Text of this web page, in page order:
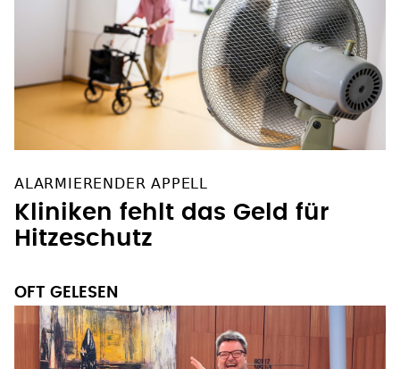
ALARMIERENDER APPELL
Kliniken fehlt das Geld für
Hitzeschutz
OFT GELESEN